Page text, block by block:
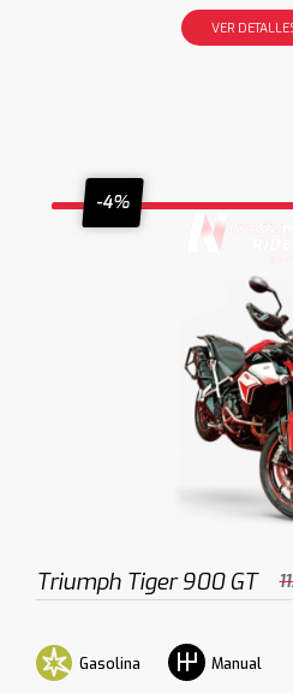
VER
-4%
Triumph Tiger 900 GT
Gasolina Manual